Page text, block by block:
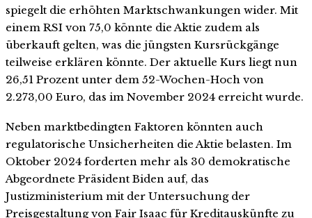
spiegelt die erhöhten Marktschwankungen wider. Mit
einem RSI von 75,0 könnte die Aktie zudem als
überkauft gelten, was die jüngsten Kursrückgänge
teilweise erklären könnte. Der aktuelle Kurs liegt nun
26,51 Prozent unter dem 52-Wochen-Hoch von
2.273,00 Euro, das im November 2024 erreicht wurde.
Neben marktbedingten Faktoren könnten auch
regulatorische Unsicherheiten die Aktie belasten. Im
Oktober 2024 forderten mehr als 30 demokratische
Abgeordnete Präsident Biden auf, das
Justizministerium mit der Untersuchung der
Preisgestaltung von Fair Isaac für Kreditauskünfte zu